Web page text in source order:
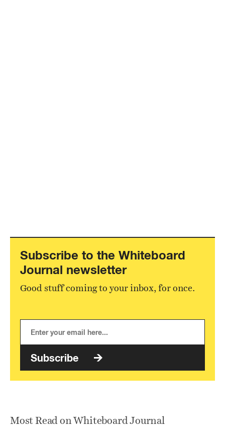
Subscribe to the Whiteboard
Journal newsletter
Good stuff coming to your inbox, for once.
Subscribe
Most Read on Whiteboard Journal